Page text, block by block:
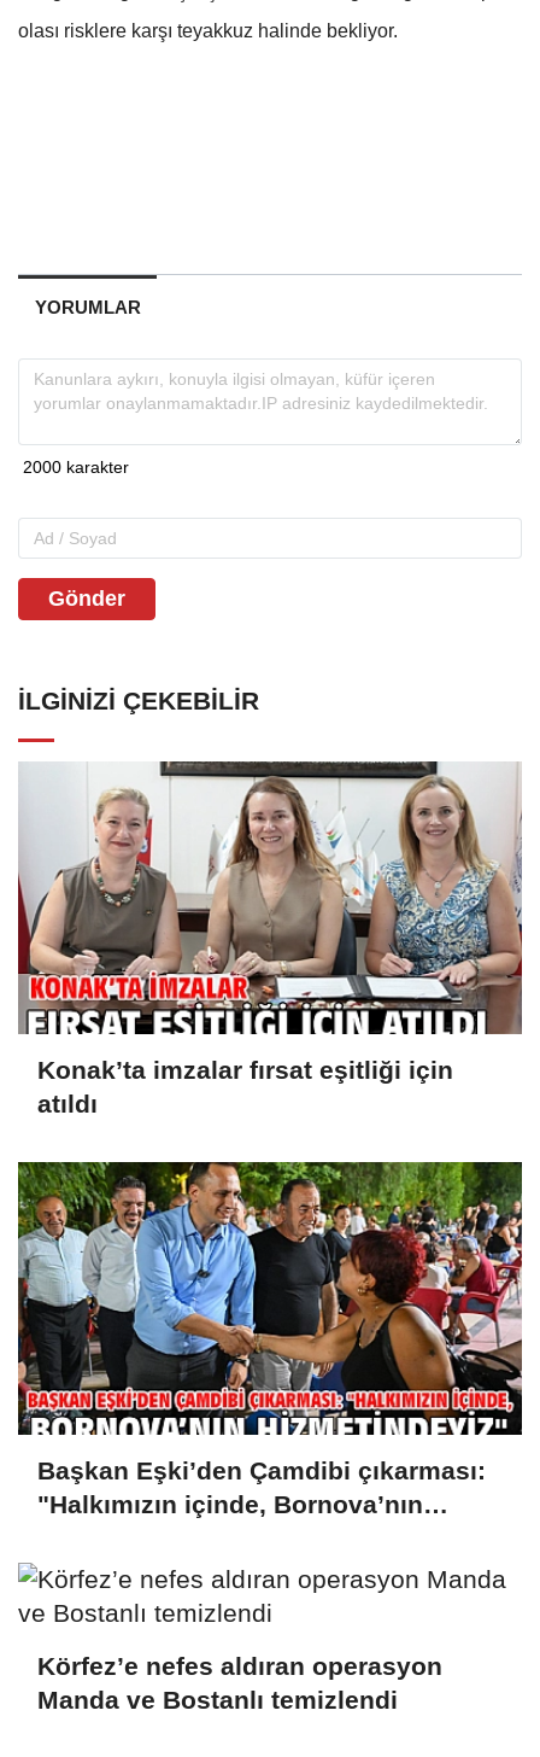
olası risklere karşı teyakkuz halinde bekliyor.
YORUMLAR
Gönder
İLGINIZI ÇEKEBILIR
Konak’ta imzalar fırsat eşitliği için
atıldı
Başkan Eşki’den Çamdibi çıkarması:
"Halkımızın içinde, Bornova’nın
Körfez’e nefes aldıran operasyon
Manda ve Bostanlı temizlendi